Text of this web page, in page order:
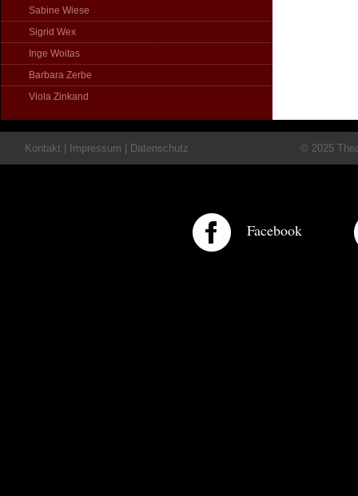
Sabine Wiese
Sigrid Wex
Inge Woitas
Barbara Zerbe
Viola Zinkand
Kontakt Impressum Datenschutz © 2025
Facebook